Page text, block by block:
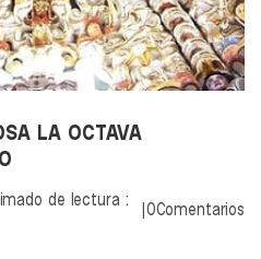
LA OCTAVA
de lectura :
0Comentarios